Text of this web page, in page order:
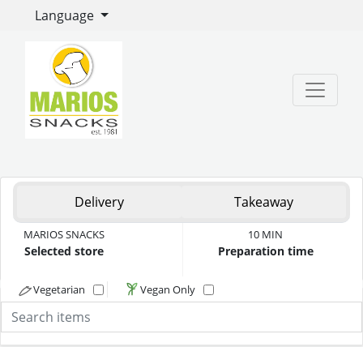
Language
Delivery Takeaway
MARIOS SNACKS
Selected store
10 MIN
Preparation time
Vegetarian Vegan Only